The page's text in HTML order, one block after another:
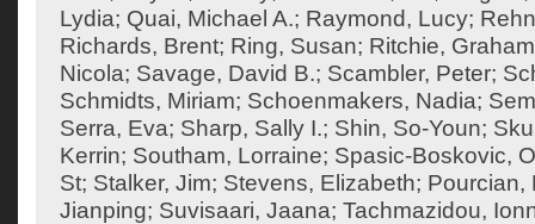
Lydia; Quai, Michael A.; Raymond, Lucy;
Richards, Brent; Ring, Susan; Ritchie,
Nicola; Savage, David B.; Scambler, Peter;
Schmidts, Miriam; Schoenmakers, Nadia;
Serra, Eva; Sharp, Sally I.; Shin, So-Youn;
Kerrin; Southam, Lorraine; Spasic-Boskovic,
St; Stalker, Jim; Stevens, Elizabeth; Pourcian,
Jianping; Suvisaari, Jaana; Tachmazidou,